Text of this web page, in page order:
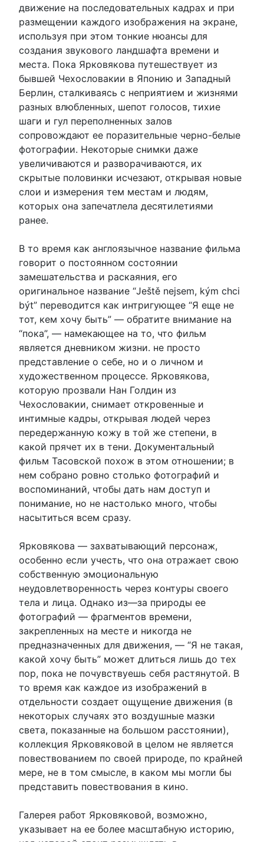
движение на последовательных кадрах и при
размещении каждого изображения на экране,
используя при этом тонкие нюансы для
создания звукового ландшафта времени и
места. Пока Ярковякова путешествует из
бывшей Чехословакии в Японию и Западный
Берлин, сталкиваясь с неприятием и жизнями
разных влюбленных, шепот голосов, тихие
шаги и гул переполненных залов
сопровождают ее поразительные черно-белые
фотографии. Некоторые снимки даже
увеличиваются и разворачиваются, их
скрытые половинки исчезают, открывая новые
слои и измерения тем местам и людям,
которых она запечатлела десятилетиями
ранее.
В то время как англоязычное название фильма
говорит о постоянном состоянии
замешательства и раскаяния, его
оригинальное название “Ještě nejsem, kým chci
být” переводится как интригующее “Я еще не
тот, кем хочу быть” — обратите внимание на
“пока”, — намекающее на то, что фильм
является дневником жизни. не просто
представление о себе, но и о личном и
художественном процессе. Ярковякова,
которую прозвали Нан Голдин из
Чехословакии, снимает откровенные и
интимные кадры, открывая людей через
передержанную кожу в той же степени, в
какой прячет их в тени. Документальный
фильм Тасовской похож в этом отношении; в
нем собрано ровно столько фотографий и
воспоминаний, чтобы дать нам доступ и
понимание, но не настолько много, чтобы
насытиться всем сразу.
Ярковякова — захватывающий персонаж,
особенно если учесть, что она отражает свою
собственную эмоциональную
неудовлетворенность через контуры своего
тела и лица. Однако из—за природы ее
фотографий — фрагментов времени,
закрепленных на месте и никогда не
предназначенных для движения, — “Я не такая,
какой хочу быть” может длиться лишь до тех
пор, пока не почувствуешь себя растянутой. В
то время как каждое из изображений в
отдельности создает ощущение движения (в
некоторых случаях это воздушные мазки
света, показанные на большом расстоянии),
коллекция Ярковяковой в целом не является
повествованием по своей природе, по крайней
мере, не в том смысле, в каком мы могли бы
представить повествования в кино.
Галерея работ Ярковяковой, возможно,
указывает на ее более масштабную историю,